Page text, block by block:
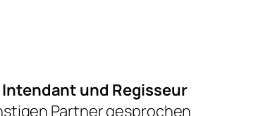
Intendant und Regisseur
Partner gesprochen